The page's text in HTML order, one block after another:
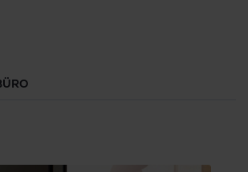
Maßnahmen Sie noch